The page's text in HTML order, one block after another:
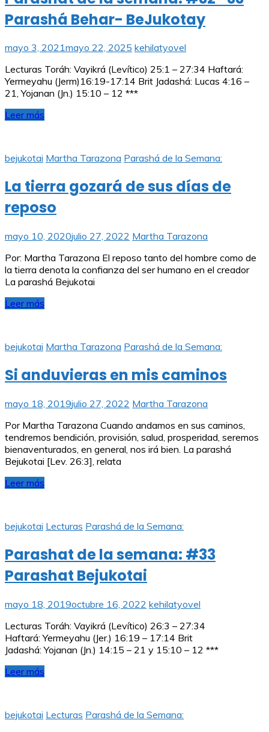
Parashá Behar- BeJukotay
mayo 3, 2021mayo 22, 2025 kehilatyovel
Lecturas Toráh: Vayikrá (Levítico) 25:1 – 27:34 Haftará:
Yermeyahu (Jerm)16:19-17:14 Brit Jadashá: Lucas 4:16 –
21, Yojanan (Jn.) 15:10 – 12 ***
Leer más
bejukotai Martha Tarazona Parashá de la Semana:
La tierra gozará de sus días de
reposo
mayo 10, 2020julio 27, 2022 Martha Tarazona
Por: Martha Tarazona El reposo tanto del hombre como de
la tierra denota la confianza del ser humano en el creador
La parashá Bejukotai
Leer más
bejukotai Martha Tarazona Parashá de la Semana:
Si anduvieras en mis caminos
mayo 18, 2019julio 27, 2022 Martha Tarazona
Por Martha Tarazona Cuando andamos en sus caminos,
tendremos bendición, provisión, salud, prosperidad, seremos
bienaventurados, en general, nos irá bien. La parashá
Bejukotai [Lev. 26:3], relata
Leer más
bejukotai Lecturas Parashá de la Semana:
Parashat de la semana: #33
Parashat Bejukotai
mayo 18, 2019octubre 16, 2022 kehilatyovel
Lecturas Toráh: Vayikrá (Levítico) 26:3 – 27:34
Haftará: Yermeyahu (Jer.) 16:19 – 17:14 Brit
Jadashá: Yojanan (Jn.) 14:15 – 21 y 15:10 – 12 ***
Leer más
bejukotai Lecturas Parashá de la Semana: